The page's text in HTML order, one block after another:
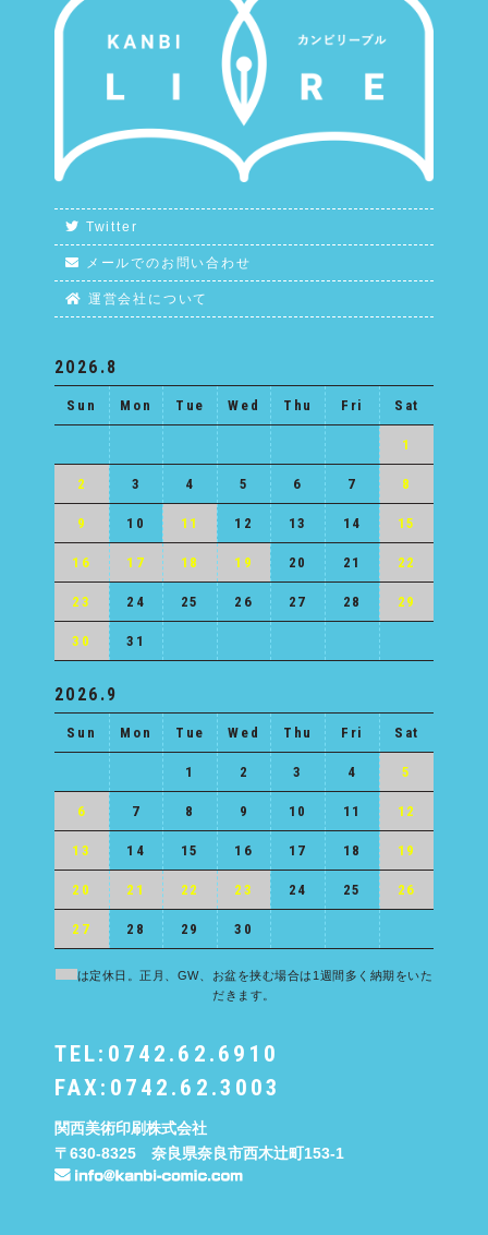
Twitter
メールでのお問い合わせ
運営会社について
2026.8
Sun Mon Tue Wed Thu Fri Sat
1
2 3 4 5 6 7 8
9 10 11 12 13 14 15
16 17 18 19 20 21 22
23 24 25 26 27 28 29
30 31
2026.9
Sun Mon Tue Wed Thu Fri Sat
1 2 3 4 5
6 7 8 9 10 11 12
13 14 15 16 17 18 19
20 21 22 23 24 25 26
27 28 29 30
は定休日。正月、GW、お盆を挟む場合は1週間多く納期をいた
だきます。
TEL:0742.62.6910
FAX:0742.62.3003
関西美術印刷株式会社
〒630-8325 奈良県奈良市西木辻町153-1